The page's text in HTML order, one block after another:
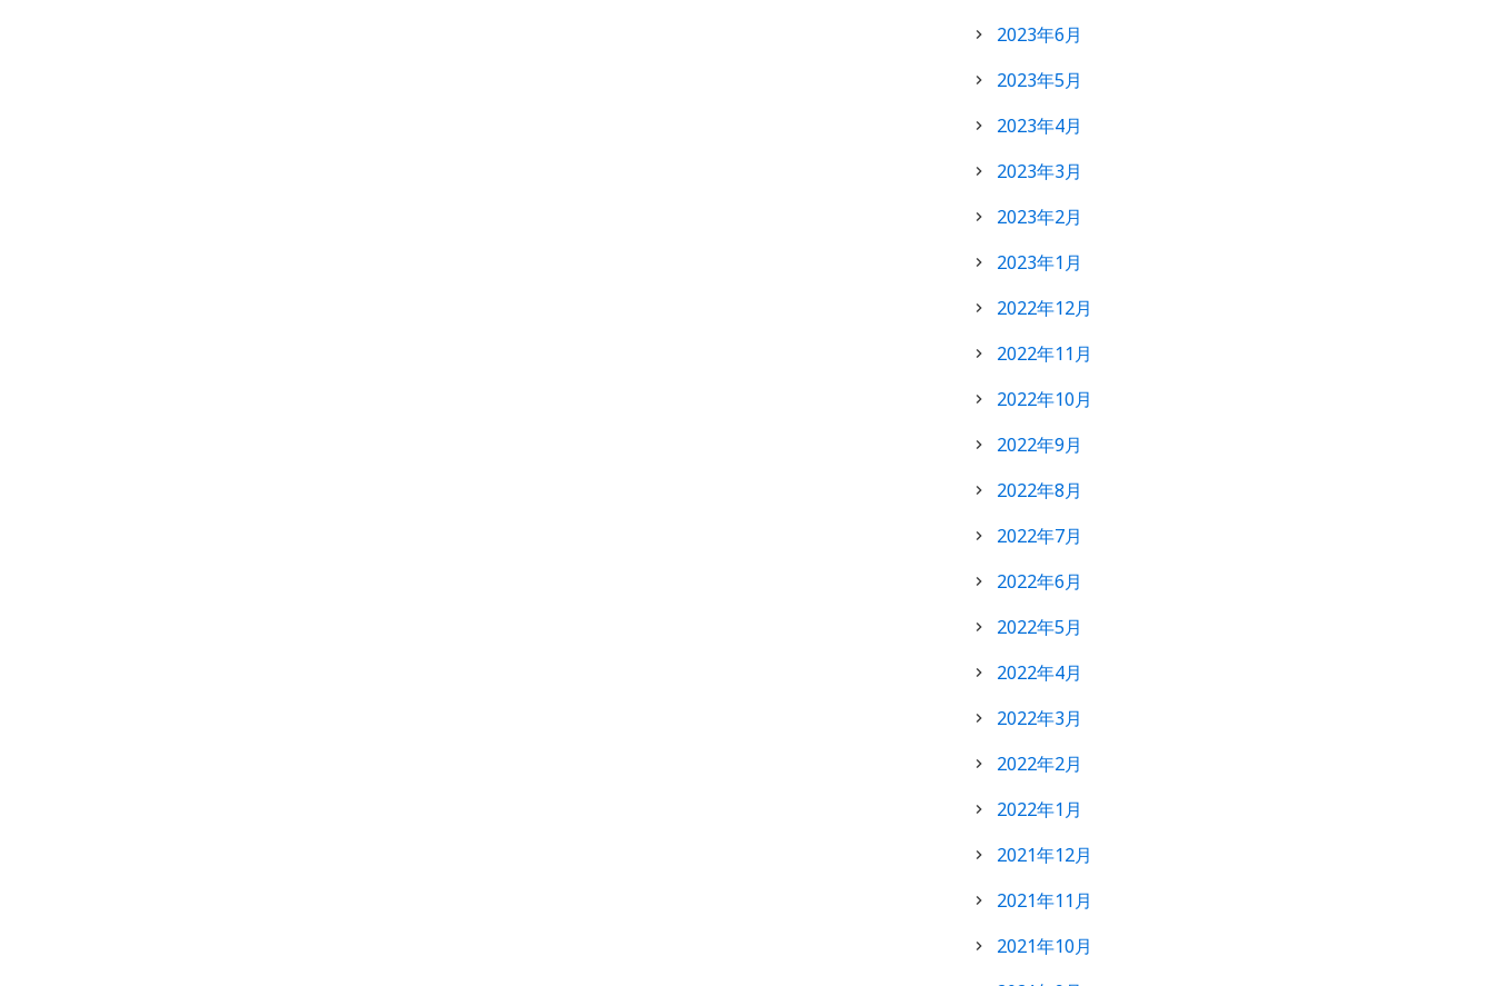
2023年6月
2023年5月
2023年4月
2023年3月
2023年2月
2023年1月
2022年12月
2022年11月
2022年10月
2022年9月
2022年8月
2022年7月
2022年6月
2022年5月
2022年4月
2022年3月
2022年2月
2022年1月
2021年12月
2021年11月
2021年10月